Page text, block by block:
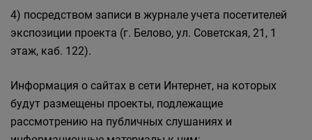
4) посредством записи в журнале учета посетителей
экспозиции проекта (г. Белово, ул. Советская, 21, 1
этаж, каб. 122).
Информация о сайтах в сети Интернет, на которых
будут размещены проекты, подлежащие
рассмотрению на публичных слушаниях и